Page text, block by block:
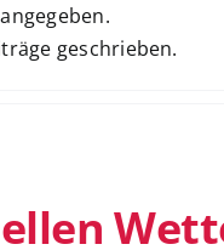
geschrieben.